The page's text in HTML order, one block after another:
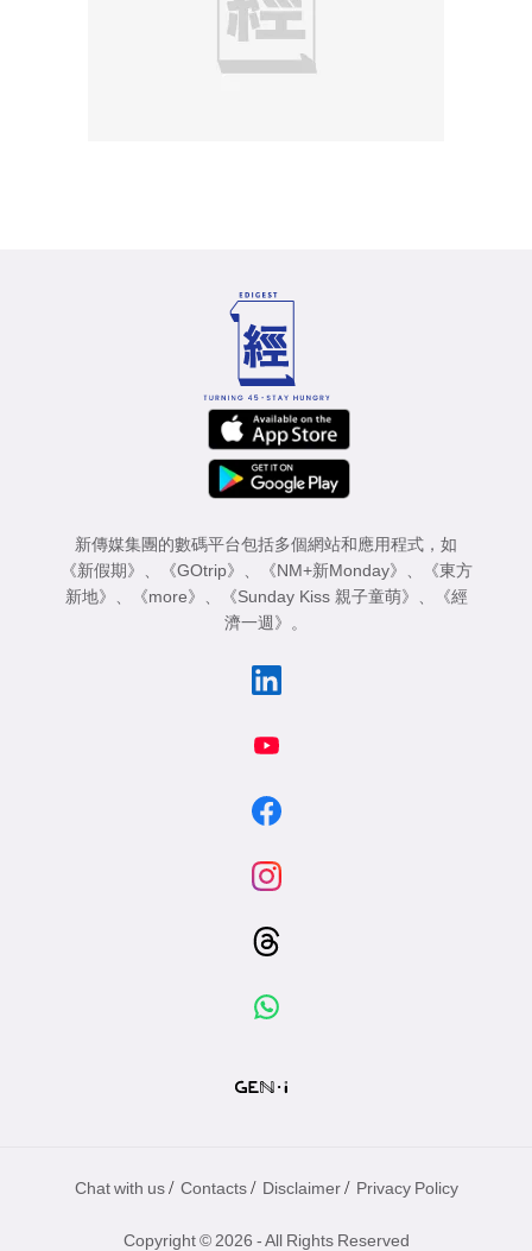
新傳媒集團的數碼平台包括多個網站和應用程式，如
《新假期》
《GOtrip》 《NM+新Monday》
《東方
新地》
《more》 《Sunday Kiss 親子童萌》
《經
濟一週》
。
Chat with us / Contacts / Disclaimer / Privacy Policy
Copyright © 2026 - All Rights Reserved